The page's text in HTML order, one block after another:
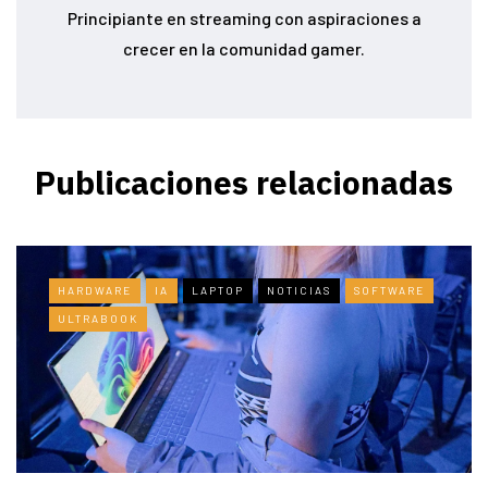
Principiante en streaming con aspiraciones a
crecer en la comunidad gamer.
Publicaciones relacionadas
HARDWARE IA LAPTOP NOTICIAS SOFTWARE
ULTRABOOK